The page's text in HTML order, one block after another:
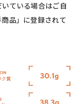
ている場合はご自
品」に登録されて